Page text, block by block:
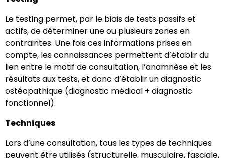
Le testing permet, par le biais de tests passifs et
actifs, de déterminer une ou plusieurs zones en
contraintes. Une fois ces informations prises en
compte, les connaissances permettent d’établir du
lien entre le motif de consultation, l’anamnèse et les
résultats aux tests, et donc d’établir un diagnostic
ostéopathique (diagnostic médical + diagnostic
fonctionnel).
Techniques
Lors d’une consultation, tous les types de techniques
peuvent être utilisés (structurelle, musculaire, fasciale,